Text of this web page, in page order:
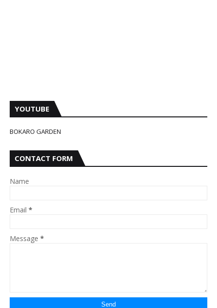
YOUTUBE
BOKARO GARDEN
CONTACT FORM
Name
Email *
Message *